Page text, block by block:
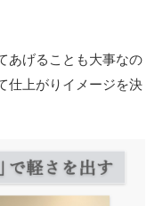
あげることも大事なの
仕上がりイメージを決